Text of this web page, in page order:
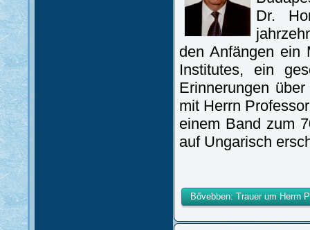
Dr.
den Anfängen ein
Institutes, ein
Erinnerungen
mit Herrn
einem Band zum
auf Ungarisch
Bővebben: Trauer um Herrn